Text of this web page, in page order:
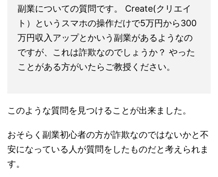
副業についての質問です。 Create(クリエイ
ト）というスマホの操作だけで5万円から300
万円収入アップとかいう副業があるようなの
ですが、これは詐欺なのでしょうか？ やった
ことがある方がいたらご教授ください。
このような質問を見つけることが出来ました。
おそらく副業初心者の方が詐欺なのではないかと不
安になっている人が質問をしたものだと考えられま
す。